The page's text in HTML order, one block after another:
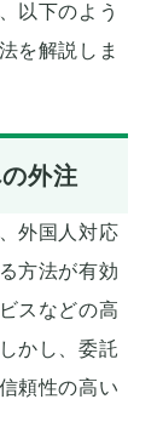
以下のよう
を解説しま
外注
外国人対応
方法が有効
スなどの高
かし、委託
頼性の高い